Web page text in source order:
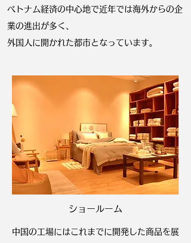
ベトナム経済の中心地で近年では海外からの企
業の進出が多く、
外国人に開かれた都市となっています。
ショールーム
中国の工場にはこれまでに開発した商品を展